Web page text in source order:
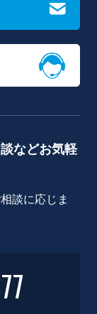
などお気軽
談に応じま